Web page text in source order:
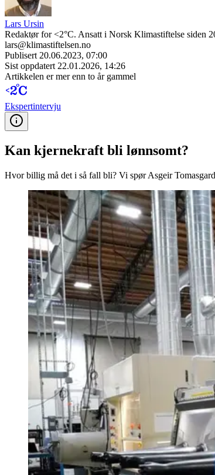
Lars Ursin
Redaktør for <2°C. Ansatt i Norsk Klimastiftelse siden
lars@klimastiftelsen.no
Publisert 20.06.2023, 07:00
Sist oppdatert 22.01.2026, 14:26
Artikkelen er mer enn to år gammel
Ekspert­intervju
Kan kjernekraft bli lønnsomt?
Hvor billig må det i så fall bli? Vi spør Asgeir